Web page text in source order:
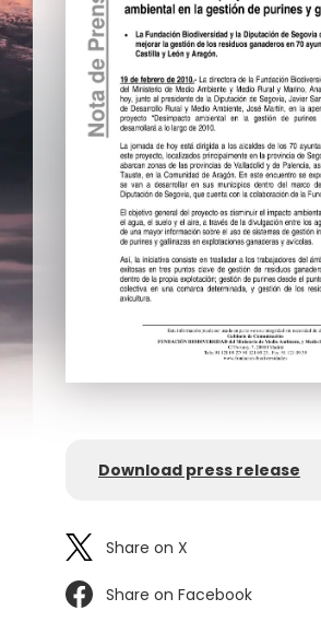
Download press release
Share on X
Share on Facebook